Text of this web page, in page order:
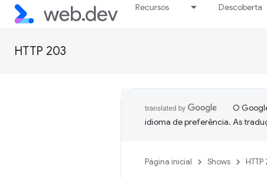
Recursos Descoberta
HTTP 203
O
idioma de preferência. As
Página inicial Shows HTTP